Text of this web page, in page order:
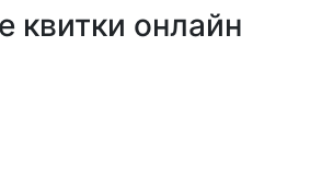
квитки онлайн